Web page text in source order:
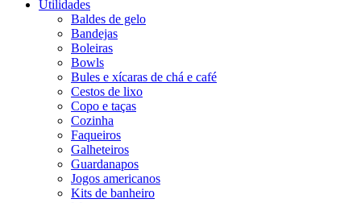
Utilidades
Baldes de gelo
Bandejas
Boleiras
Bowls
Bules e xícaras de chá e café
Cestos de lixo
Copo e taças
Cozinha
Faqueiros
Galheteiros
Guardanapos
Jogos americanos
Kits de banheiro